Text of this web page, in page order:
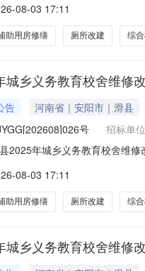
，现对该项目的施工进行公开
08-03 17:11
助用房修缮 厕所改建 综
城乡义务教育校舍维修
告 河南省｜安阳市｜滑县
号 招标单位
2025年城乡义务教育校舍维
，现对该项目的施工进行公开
08-03 17:11
助用房修缮 厕所改建 综
城乡义务教育校舍维修